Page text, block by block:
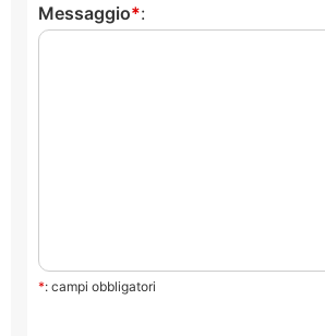
Messaggio :
*: campi obbligatori